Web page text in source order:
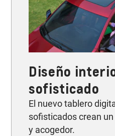
Diseño
sofisticado
El nuevo tablero
sofisticados crean
y acogedor.